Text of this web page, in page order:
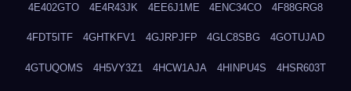
4E402GTO 4E4R43JK 4EE6J1ME 4ENC34CO 4F88GRG8
4FDT5ITF 4GHTKFV1 4GJRPJFP 4GLC8SBG 4GOTUJAD
4GTUQOMS 4H5VY3Z1 4HCW1AJA 4HINPU4S 4HSR603T